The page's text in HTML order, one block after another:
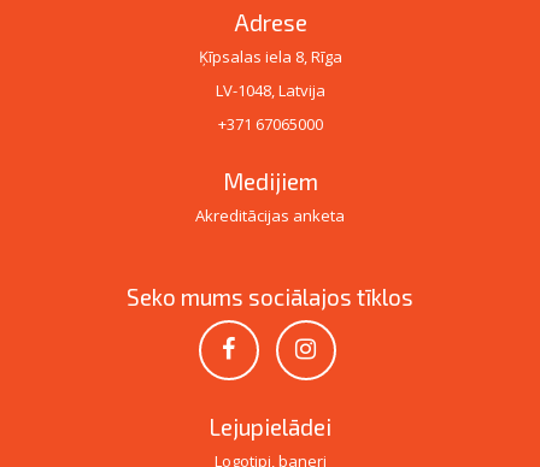
Adrese
Ķīpsalas iela 8, Rīga
LV-1048, Latvija
+371 67065000
Medijiem
Akreditācijas anketa
Seko mums sociālajos tīklos
Lejupielādei
Logotipi, baneri